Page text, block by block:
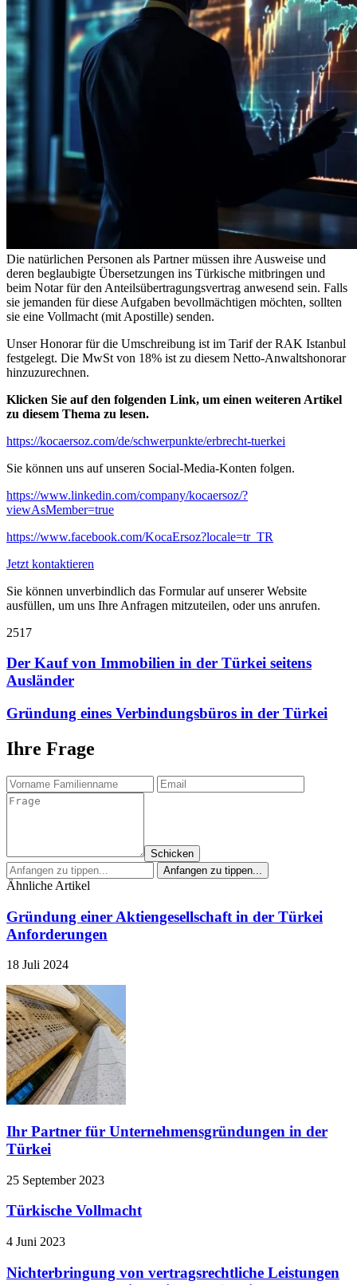
Die natürlichen Personen als Partner müssen ihre Ausweise und
deren beglaubigte Übersetzungen ins Türkische mitbringen und
beim Notar für den Anteilsübertragungsvertrag anwesend sein. Falls
sie jemanden für diese Aufgaben bevollmächtigen möchten, sollten
sie eine Vollmacht (mit Apostille) senden.
Unser Honorar für die Umschreibung ist im Tarif der RAK Istanbul
festgelegt. Die MwSt von 18% ist zu diesem Netto-Anwaltshonorar
hinzuzurechnen.
Klicken Sie auf den folgenden Link, um einen weiteren Artikel
zu diesem Thema zu lesen.
https://kocaersoz.com/de/schwerpunkte/erbrecht-tuerkei
Sie können uns auf unseren Social-Media-Konten folgen.
https://www.linkedin.com/company/kocaersoz/?
viewAsMember=true
https://www.facebook.com/KocaErsoz?locale=tr_TR
Jetzt kontaktieren
Sie können unverbindlich das Formular auf unserer Website
ausfüllen, um uns Ihre Anfragen mitzuteilen, oder uns anrufen.
2517
Der Kauf von Immobilien in der Türkei seitens
Ausländer
Gründung eines Verbindungsbüros in der Türkei
Ihre Frage
Schicken
Ähnliche Artikel
Gründung einer Aktiengesellschaft in der Türkei
Anforderungen
18 Juli 2024
Ihr Partner für Unternehmensgründungen in der
Türkei
25 September 2023
Türkische Vollmacht
4 Juni 2023
Nichterbringung von vertragsrechtliche Leistungen